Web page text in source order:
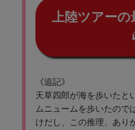
上陸ツアーの
《追記》
天草四郎が海を歩いたと
ムニュームを歩いたので
けだし、この推理、あり